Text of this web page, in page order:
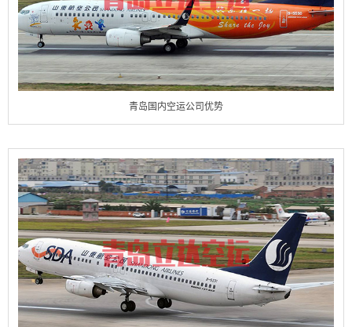
青岛国内空运公司优势